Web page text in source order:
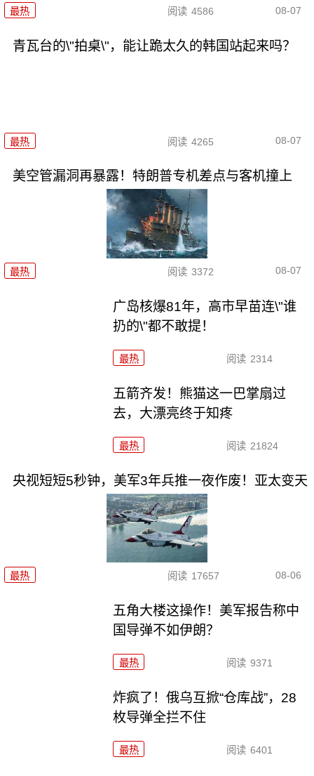
最热 阅读 4586 08-07
青瓦台的\"拍桌\"，能让跪太久的韩国站起来吗？
最热 阅读 4265 08-07
美空管漏洞再暴露！特朗普专机差点与客机撞上
最热 阅读 3372 08-07
广岛核爆81年，高市早苗连\"谁
扔的\"都不敢提！
最热 阅读 2314
五箭齐发！熊猫这一巴掌扇过
去，大漂亮终于知疼
最热 阅读 21824
央视短短5秒钟，美军3年兵推一夜作废！亚太变天
最热 阅读 17657 08-06
五角大楼这操作！美军报告称中
国导弹不如伊朗？
最热 阅读 9371
炸疯了！俄乌互掀“仓库战”，28
枚导弹全拦不住
最热 阅读 6401